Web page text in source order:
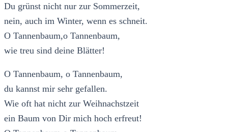
Du grünst nicht nur zur Sommerzeit,
nein, auch im Winter, wenn es schneit.
O Tannenbaum,o Tannenbaum,
wie treu sind deine Blätter!
O Tannenbaum, o Tannenbaum,
du kannst mir sehr gefallen.
Wie oft hat nicht zur Weihnachstzeit
ein Baum von Dir mich hoch erfreut!